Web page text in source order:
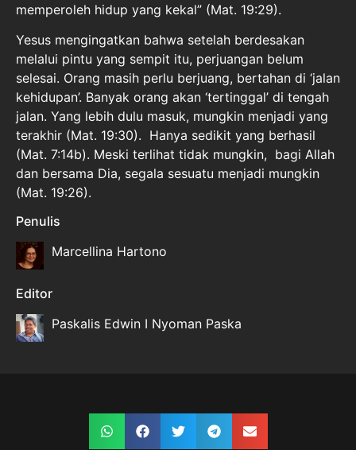
memperoleh hidup yang kekal” (Mat. 19:29).
Yesus mengingatkan bahwa setelah berdesakan
melalui pintu yang sempit itu, perjuangan belum
selesai. Orang masih perlu berjuang, bertahan di ‘jalan
kehidupan’. Banyak orang akan ‘tertinggal’ di tengah
jalan. Yang lebih dulu masuk, mungkin menjadi yang
terakhir (Mat. 19:30). Hanya sedikit yang berhasil
(Mat. 7:14b). Meski terlihat tidak mungkin, bagi Allah
dan bersama Dia, segala sesuatu menjadi mungkin
(Mat. 19:26).
Penulis
Marcellina Hartono
Editor
Paskalis Edwin I Nyoman Paska